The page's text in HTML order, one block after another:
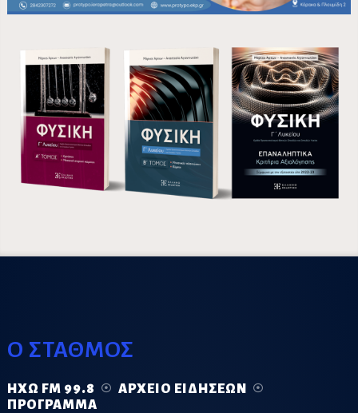
Ο ΣΤΑΘΜΟΣ
ΗΧΏ FM 99.8
ΑΡΧΕΊΟ ΕΙΔΉΣΕΩΝ
ΠΡΌΓΡΑΜΜΑ